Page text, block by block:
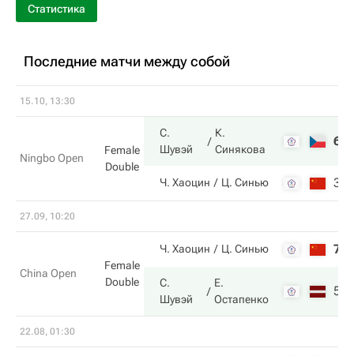
Статистика
Последние матчи между собой
15.10, 13:30
Ningbo Open
Female
Double
С.
Шувэй
К.
Синякова
6
Ч. Хаоцин Ц. Синью 3
27.09, 10:20
China Open
Female
Double
Ч. Хаоцин Ц. Синью 7
С.
Шувэй
Е.
Остапенко
5
22.08, 01:30